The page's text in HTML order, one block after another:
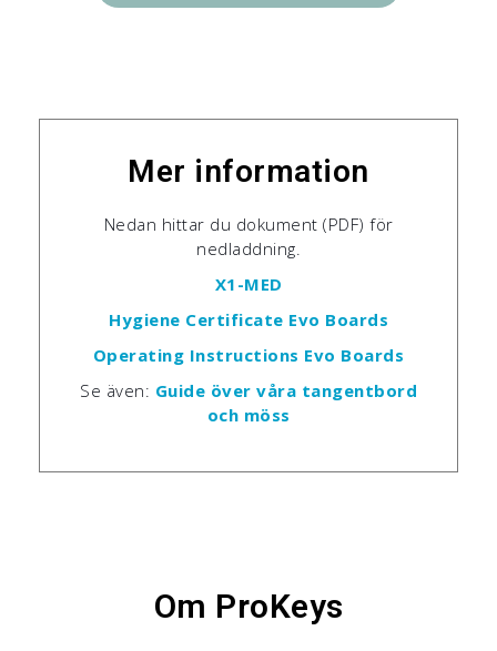
Mer information
Nedan hittar du dokument (PDF) för
nedladdning.
X1-MED
Hygiene Certificate Evo Boards
Operating Instructions Evo Boards
Se även: Guide över våra tangentbord
och möss
Om ProKeys